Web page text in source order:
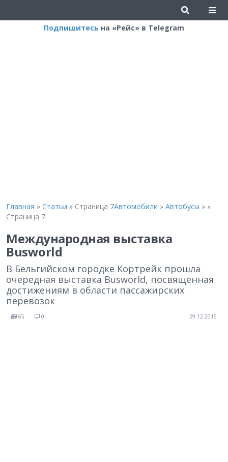
Подпишитесь на «Рейс» в Telegram
Главная » Статьи » Страница 7Автомобили » Автобусы » »
Страница 7
Международная выставка
Busworld
В Бельгийском городке Кортрейк прошла
очередная выставка Busworld, посвященная
достижениям в области пассажирских
перевозок
65 0 29.12.2015